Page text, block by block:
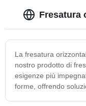
Fresatura
La fresatura
nostro prodotto di
esigenze più
forme, offrendo